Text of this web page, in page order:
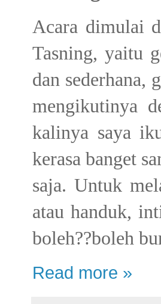
Acara dimulai
Tasning, yaitu
dan sederhana,
mengikutinya
kalinya saya
kerasa banget
saja. Untuk
atau handuk,
boleh??boleh
Read more »